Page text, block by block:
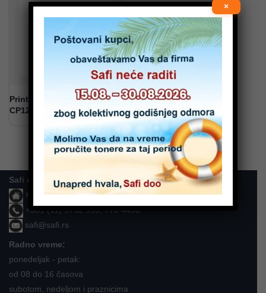
PrintLine toner za HP Color
CP1215/CP1515 Cyan
Safi doo
Karla Soprona 15, Beograd - Zemun
+381 (11) 3752 999, 770 4490
safi@safi.rs
Radno vreme:
ponedeljak - petak:
od 08 do 16 časova
subotom, nedeljom i praznicima
×